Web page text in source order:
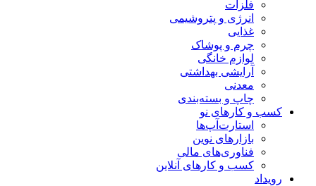
فلزات
انرژی و پتروشیمی
غذایی
چرم و پوشاک
لوازم خانگی
آرایشی بهداشتی
معدنی
چاپ و بسته‌بندی
کسب و کارهای نو
استارت‌آپ‌ها
بازارهای نوین
فناوری‌های مالی
کسب و کارهای آنلاین
رویداد